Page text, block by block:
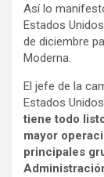
Así lo
Estados
de diciembre
Moderna.
El jefe de la
Estados
tiene todo
mayor
principales